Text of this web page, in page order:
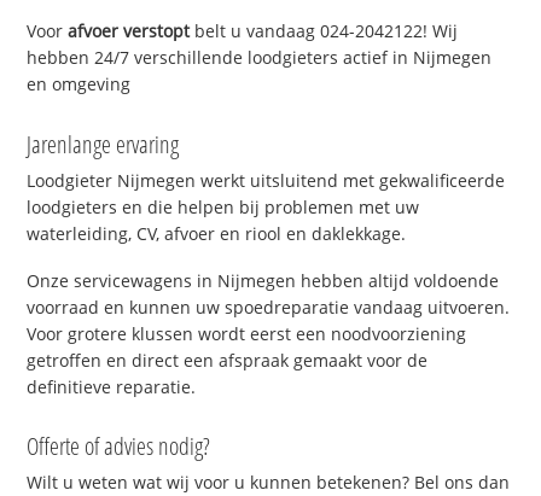
Voorafvoer verstoptbelt u vandaag 024-2042122! Wij
hebben 24/7 verschillende loodgieters actief in Nijmegen
en omgeving
Jarenlange ervaring
Loodgieter Nijmegen werkt uitsluitend met gekwalificeerde
loodgieters en die helpen bij problemen met uw
waterleiding, CV, afvoer en riool en daklekkage.
Onze servicewagens in Nijmegen hebben altijd voldoende
voorraad en kunnen uw spoedreparatie vandaag uitvoeren.
Voor grotere klussen wordt eerst een noodvoorziening
getroffen en direct een afspraak gemaakt voor de
definitieve reparatie.
Offerte of advies nodig?
Wilt u weten wat wij voor u kunnen betekenen? Bel ons dan